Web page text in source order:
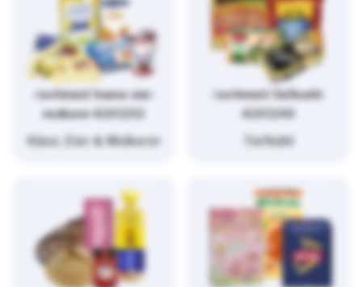
/sortiment/kaese-eier-
molkerei-4261253
Käse, Eier & Molkerei
/sortiment/tiefkuehl-
4261249
Tiefkühl